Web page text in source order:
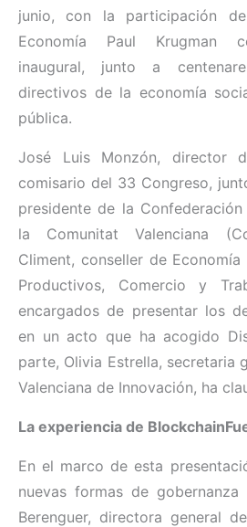
junio, con la participación
Economía Paul Krugman
inaugural, junto a
directivos de la economía
pública.
José Luis Monzón, director
comisario del 33 Congreso,
presidente de la
la Comunitat Valenciana
Climent, conseller de
Productivos, Comercio y
encargados de presentar los
en un acto que ha acogido
parte, Olivia Estrella, secretaria
Valenciana de Innovación, ha
La experiencia de
En el marco de esta
nuevas formas de
Berenguer, directora general